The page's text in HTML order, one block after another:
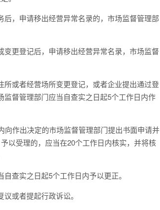
，申请移出经营异常名录的，市场监督管理部
更登记后，申请移出经营异常名录，市场监督
或者经营场所变更登记，或者企业提出通过登
监督管理部门应当自查实之日起5个工作日内作
向作出决定的市场监督管理部门提出书面申请并
以受理的，应当在20个工作日内核实，并将核
自查实之日起5个工作日内予以更正。
或者提起行政诉讼。